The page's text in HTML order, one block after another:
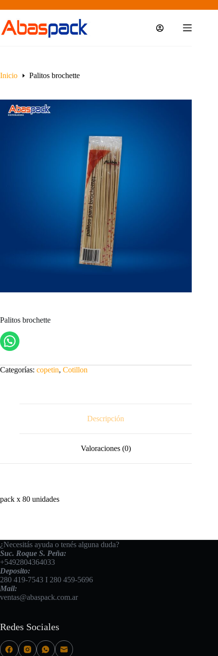
al
contenido
Inicio Palitos brochette
Palitos brochette
Categorías: copetin, Cotillon
Descripción
Valoraciones (0)
pack x 80 unidades
¿Necesitás ayuda o tenés alguna duda?
Suc. Roque S. Peña:
+5492804364033
Deposito:
280 419-7543 I 280 459-5696
Mail:
ventas@abaspack.com.ar
Redes Sociales